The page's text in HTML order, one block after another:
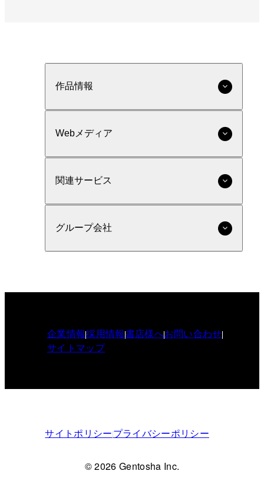
作品情報
Webメディア
関連サービス
グループ会社
企業情報採用情報書店様へお問い合わせ
サイトマップ
サイトポリシープライバシーポリシー
© 2026 Gentosha Inc.